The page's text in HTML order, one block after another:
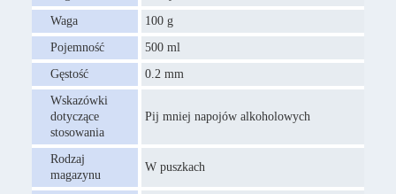
Waga
100 g
Pojemność
500 ml
Gęstość
0.2 mm
Wskazówki
dotyczące
stosowania
Pij mniej napojów alkoholowych
Rodzaj
magazynu
W puszkach